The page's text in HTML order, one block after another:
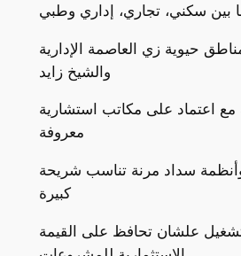
بين سكني، تجاري، إداري وطبي
حيوية زي العاصمة الإدارية
والشيخ زايد
اعتماد على مكاتب استشارية
معروفة
وأنظمة سداد مرنة تناسب شريحة
كبيرة
علشان تحافظ على القيمة